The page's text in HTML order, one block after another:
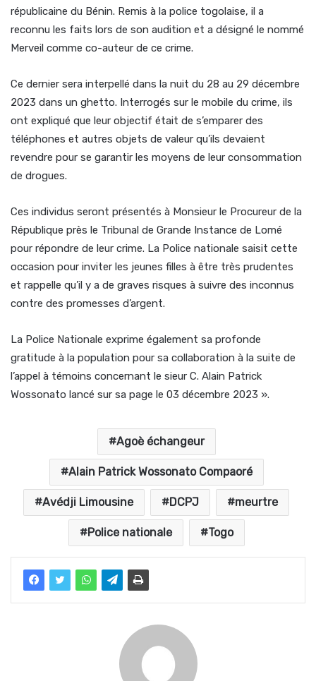
républicaine du Bénin. Remis à la police togolaise, il a
reconnu les faits lors de son audition et a désigné le nommé
Merveil comme co-auteur de ce crime.
Ce dernier sera interpellé dans la nuit du 28 au 29 décembre
2023 dans un ghetto. Interrogés sur le mobile du crime, ils
ont expliqué que leur objectif était de s’emparer des
téléphones et autres objets de valeur qu’ils devaient
revendre pour se garantir les moyens de leur consommation
de drogues.
Ces individus seront présentés à Monsieur le Procureur de la
République près le Tribunal de Grande Instance de Lomé
pour répondre de leur crime. La Police nationale saisit cette
occasion pour inviter les jeunes filles à être très prudentes
et rappelle qu’il y a de graves risques à suivre des inconnus
contre des promesses d’argent.
La Police Nationale exprime également sa profonde
gratitude à la population pour sa collaboration à la suite de
l’appel à témoins concernant le sieur C. Alain Patrick
Wossonato lancé sur sa page le 03 décembre 2023 ».
Agoè échangeur
Alain Patrick Wossonato Compaoré
Avédji Limousine DCPJ meurtre
Police nationale Togo